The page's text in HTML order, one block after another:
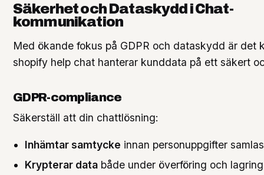
Säkerhet och Dataskydd i Chat-
kommunikation
Med ökande fokus på GDPR och dataskydd är det
shopify help chat hanterar kunddata på ett säkert
GDPR-compliance
Säkerställ att din chattlösning:
Inhämtar samtycke innan personuppgifter
Krypterar data både under överföring och lagring